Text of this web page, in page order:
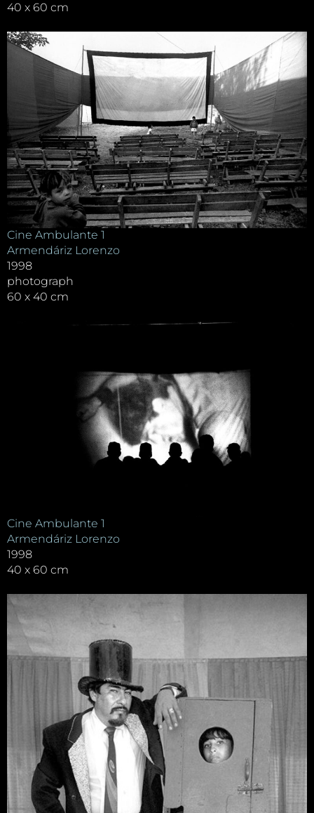
40 x 60 cm
Cine Ambulante 1
Armendáriz Lorenzo
1998
photograph
60 x 40 cm
Cine Ambulante 1
Armendáriz Lorenzo
1998
40 x 60 cm